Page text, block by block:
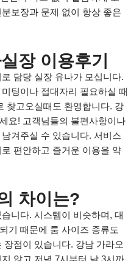
보장과 문제 없이 항상 좋은
장 이용후기
담당 실장 유나가 모십니다.
팅이나 접대자리 필요하실 때
찾고오실때도 환영합니다. 강
요! 고객님들의 불편사항이나
겨주실 수 있습니다. 서비스
편안하고 즐거운 이용을 약
차이는?
니다. 시스템이 비슷하며, 대
기 때문에 룸 사이즈 종류도
점이 있습니다. 강남 가라오